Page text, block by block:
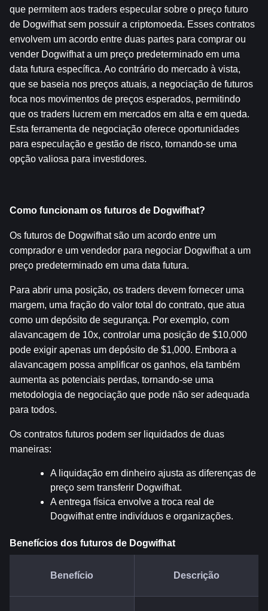
que permitem aos traders especular sobre o preço futuro
de Dogwifhat sem possuir a criptomoeda. Esses contratos
envolvem um acordo entre duas partes para comprar ou
vender Dogwifhat a um preço predeterminado em uma
data futura específica. Ao contrário do mercado à vista,
que se baseia nos preços atuais, a negociação de futuros
foca nos movimentos de preços esperados, permitindo
que os traders lucrem em mercados em alta e em queda.
Esta ferramenta de negociação oferece oportunidades
para especulação e gestão de risco, tornando-se uma
opção valiosa para investidores.
Como funcionam os futuros de Dogwifhat?
Os futuros de Dogwifhat são um acordo entre um
comprador e um vendedor para negociar Dogwifhat a um
preço predeterminado em uma data futura.
Para abrir uma posição, os traders devem fornecer uma
margem, uma fração do valor total do contrato, que atua
como um depósito de segurança. Por exemplo, com
alavancagem de 10x, controlar uma posição de $10,000
pode exigir apenas um depósito de $1,000. Embora a
alavancagem possa amplificar os ganhos, ela também
aumenta as potenciais perdas, tornando-se uma
metodologia de negociação que pode não ser adequada
para todos.
Os contratos futuros podem ser liquidados de duas
maneiras:
A liquidação em dinheiro ajusta as diferenças de
preço sem transferir Dogwifhat.
A entrega física envolve a troca real de
Dogwifhat entre indivíduos e organizações.
Benefícios dos futuros de Dogwifhat
Benefício Descrição